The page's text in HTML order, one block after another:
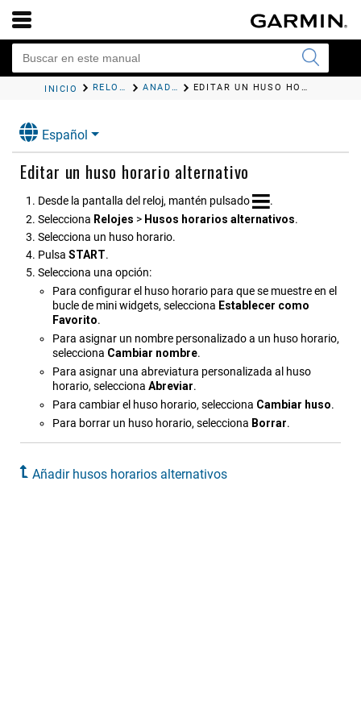
INICIO RELOJES AÑADIR HUSOS HORARIOS ALTERNATIVOS EDITAR UN HUSO HORARIO ALTERNATIVO
Español
Editar un huso horario alternativo
Desde la pantalla del reloj, mantén pulsado
.
Selecciona Relojes > Husos horarios alternativos.
Selecciona un huso horario.
Pulsa START.
Selecciona una opción:
Para configurar el huso horario para que se muestre en el
bucle de mini widgets, selecciona Establecer como
Favorito.
Para asignar un nombre personalizado a un huso horario,
selecciona Cambiar nombre.
Para asignar una abreviatura personalizada al huso
horario, selecciona Abreviar.
Para cambiar el huso horario, selecciona Cambiar huso.
Para borrar un huso horario, selecciona Borrar.
Añadir husos horarios alternativos